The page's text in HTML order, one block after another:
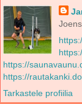
https://
https://
Tarkastele profiilia